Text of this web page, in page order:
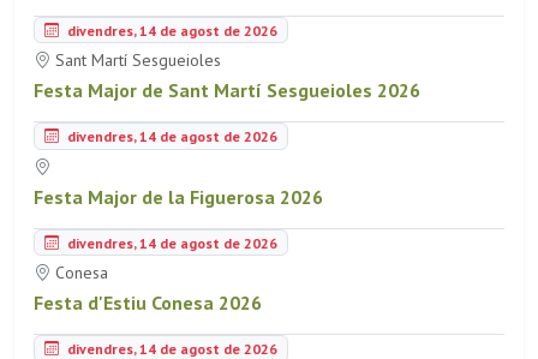
divendres, 14 de agost de 2026
Sant Martí Sesgueioles
Festa Major de Sant Martí Sesgueioles 2026
divendres, 14 de agost de 2026
Festa Major de la Figuerosa 2026
divendres, 14 de agost de 2026
Conesa
Festa d'Estiu Conesa 2026
divendres, 14 de agost de 2026